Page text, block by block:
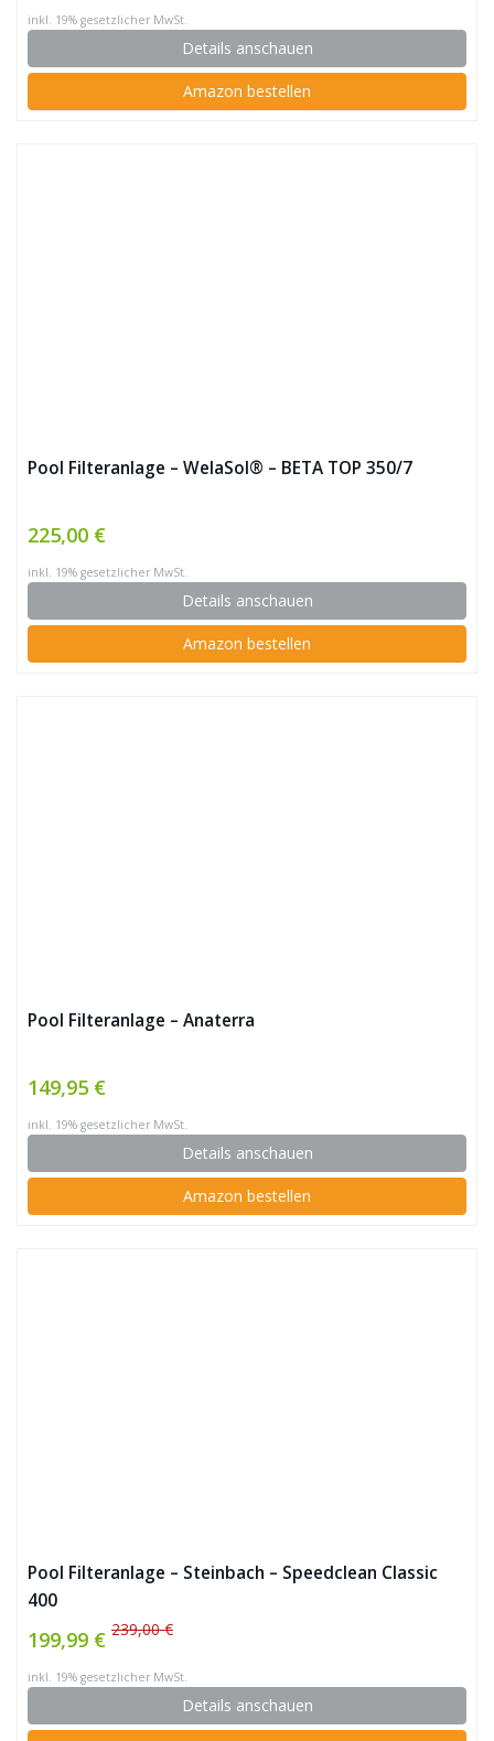
inkl. 19% gesetzlicher MwSt.
Details anschauen
Amazon bestellen
Pool Filteranlage – WelaSol® – BETA TOP 350/7
225,00 €
inkl. 19% gesetzlicher MwSt.
Details anschauen
Amazon bestellen
Pool Filteranlage – Anaterra
149,95 €
inkl. 19% gesetzlicher MwSt.
Details anschauen
Amazon bestellen
Pool Filteranlage – Steinbach – Speedclean Classic
400
199,99 € 239,00 €
inkl. 19% gesetzlicher MwSt.
Details anschauen